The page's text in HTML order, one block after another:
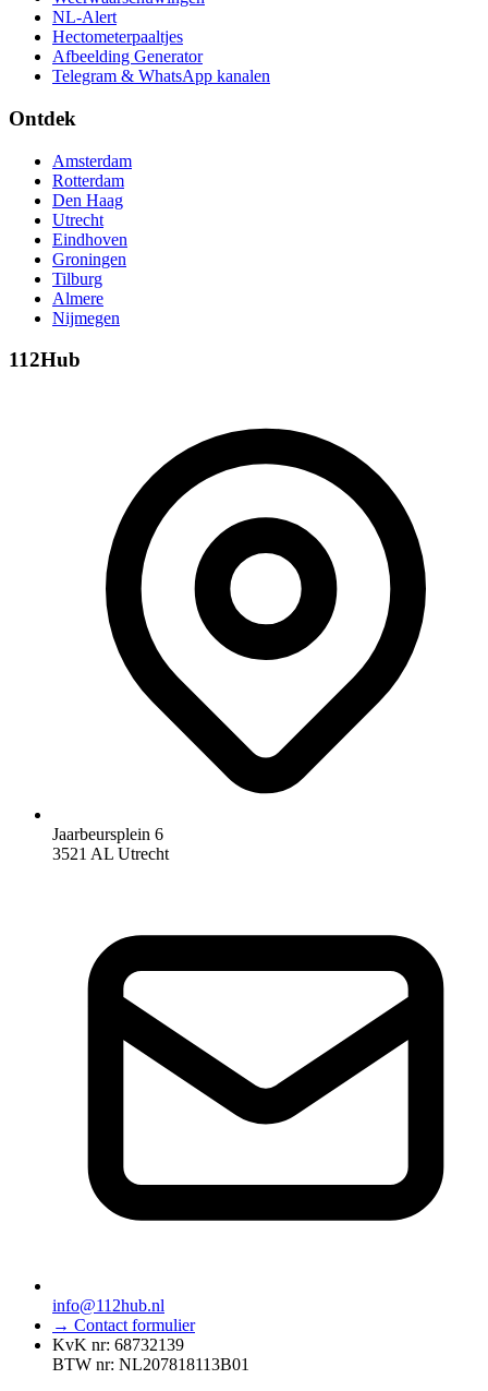
NL-Alert
Hectometerpaaltjes
Afbeelding Generator
Telegram & WhatsApp kanalen
Ontdek
Amsterdam
Rotterdam
Den Haag
Utrecht
Eindhoven
Groningen
Tilburg
Almere
Nijmegen
112Hub
Jaarbeursplein 6
3521 AL Utrecht
info@112hub.nl
→ Contact formulier
KvK nr: 68732139
BTW nr: NL207818113B01